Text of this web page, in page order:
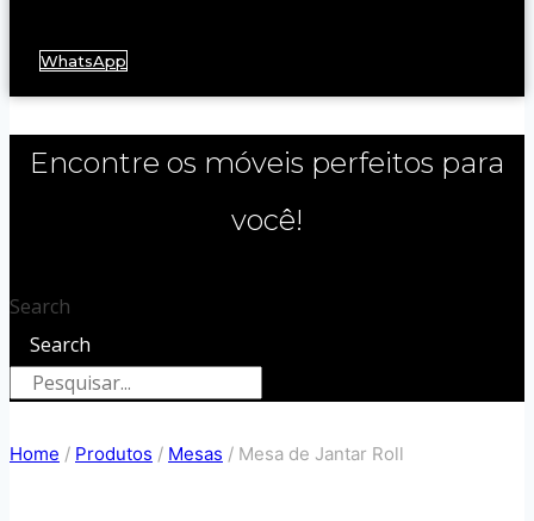
WhatsApp
Encontre os móveis perfeitos para
você!
Search
Search
Home / Produtos / Mesas / Mesa de Jantar Roll